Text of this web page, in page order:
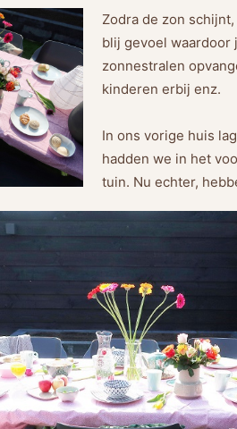
Zodra de zon
blij gevoel waardoor
zonnestralen
kinderen erbij enz.
In ons vorige huis
hadden we in het
tuin. Nu echter,